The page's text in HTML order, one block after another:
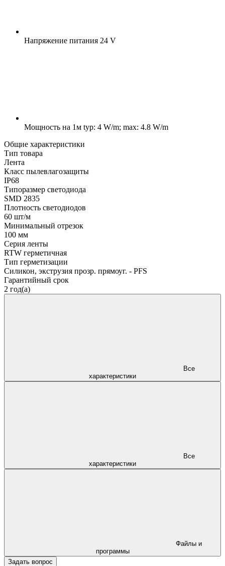
Напряжение питания 24 V
Мощность на 1м typ: 4 W/m; max: 4.8 W/m
Общие характеристики
Тип товара
Лента
Класс пылевлагозащиты
IP68
Типоразмер светодиода
SMD 2835
Плотность светодиодов
60 шт/м
Минимальный отрезок
100 мм
Серия ленты
RTW герметичная
Тип герметизации
Силикон, экструзия прозр. прямоуг. - PFS
Гарантийный срок
2 год(а)
характеристики
характеристики
программы
Задать вопрос